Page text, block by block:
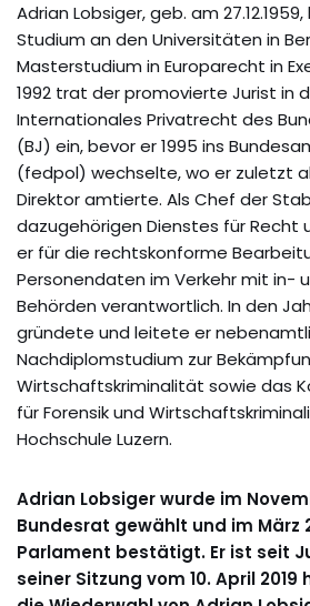
Adrian Lobsiger, geb. am
Studium an den Universitäten in
Masterstudium in Europarecht in
1992 trat der promovierte Jurist in
Internationales Privatrecht des
(BJ) ein, bevor er 1995 ins
(fedpol) wechselte, wo er zuletzt
Direktor amtierte. Als Chef der
dazugehörigen Dienstes für Recht
er für die rechtskonforme
Personendaten im Verkehr mit in-
Behörden verantwortlich. In den
gründete und leitete er
Nachdiplomstudium zur
Wirtschaftskriminalität sowie das
für Forensik und
Hochschule Luzern.
Adrian Lobsiger wurde im
Bundesrat gewählt und im März
Parlament bestätigt. Er ist seit
seiner Sitzung vom 10. April